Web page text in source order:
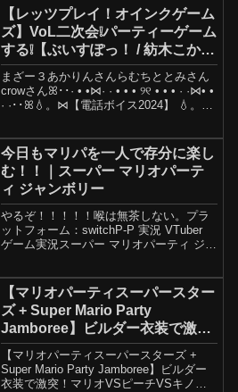
ルド再生リスト 】【単発実況再生リスト
2】【単発実況再生リ...
【レッツプレイ！オインクゲーム
ズ】VoL二次会❕パーティーゲーム
する❕【ぶいすぽっ！ / 紡木こか
げ】
まざー３あかりんさんらむちととみさん
crowさんꕤ･･· • •⋈· · • • • ୨୧ • • • · ·⋈• •
· ·･･ꕤ💧。⋈【電話ボイス2024】 💧。
今日もマリパを一人で存分に楽し
む！！｜スーパー マリオパーテ
ィ ジャンボリー
やるぞ！！！！！喉は無茶しない。プラ
ットフォーム：switchP-P 実況 VTuber
ゲーム実況スーパー マリオパーティ ジャ
時？わからん-----------...
【マリオパーティスーパースター
ズ + Super Mario Party
Jamboree】ビルダー衣装で激
突！マリオVSピーチVSキノピオ
VSキノピコ 4Kプレイ
【マリオパーティスーパースターズ +
Super Mario Party Jamboree】ビルダー
衣装で激突！マリオVSピーチVSキノピ